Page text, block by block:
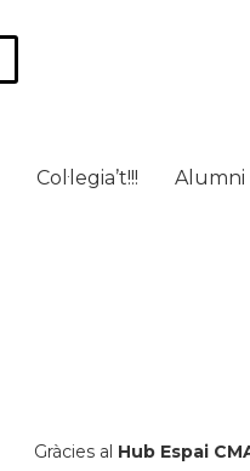
Col·legia’t!!! Alumni
Gràcies al Hub Espai